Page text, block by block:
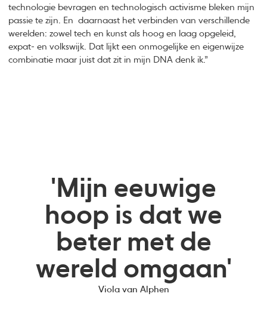
technologie bevragen en technologisch activisme bleken mijn
passie te zijn. En daarnaast het verbinden van verschillende
werelden: zowel tech en kunst als hoog en laag opgeleid,
expat- en volkswijk. Dat lijkt een onmogelijke en eigenwijze
combinatie maar juist dat zit in mijn DNA denk ik.”
'Mijn eeuwige
hoop is dat we
beter met de
wereld omgaan'
Viola van Alphen